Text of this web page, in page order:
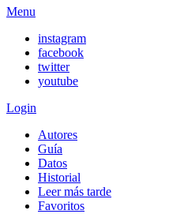
Menu
instagram
facebook
twitter
youtube
Login
Autores
Guía
Datos
Historial
Leer más tarde
Favoritos